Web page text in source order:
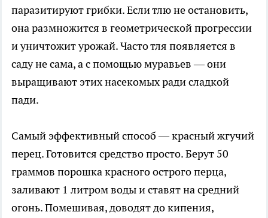
паразитируют грибки. Если тлю не остановить,
она размножится в геометрической прогрессии
и уничтожит урожай. Часто тля появляется в
саду не сама, а с помощью муравьев — они
выращивают этих насекомых ради сладкой
пади.
Самый эффективный способ — красный жгучий
перец. Готовится средство просто. Берут 50
граммов порошка красного острого перца,
заливают 1 литром воды и ставят на средний
огонь. Помешивая, доводят до кипения,